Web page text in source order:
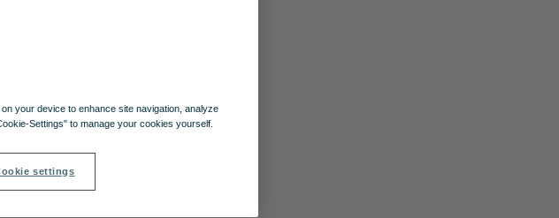
your device to enhance site navigation, analyze
Settings" to manage your cookies yourself.
settings